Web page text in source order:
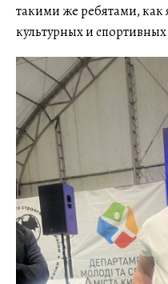
такими же ребятами, как
культурных и